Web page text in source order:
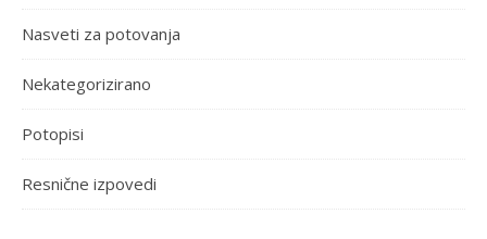
Nasveti za potovanja
Nekategorizirano
Potopisi
Resnične izpovedi